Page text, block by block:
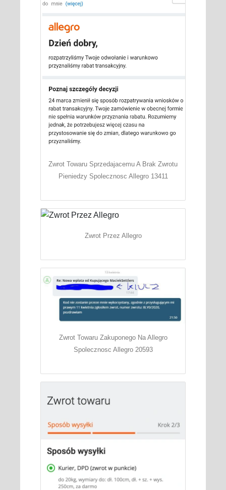
Zwrot Towaru Sprzedajacemu A Brak Zwrotu
Pieniedzy Spolecznosc Allegro 13411
Zwrot Przez Allegro
Zwrot Towaru Zakuponego Na Allegro
Spolecznosc Allegro 20593